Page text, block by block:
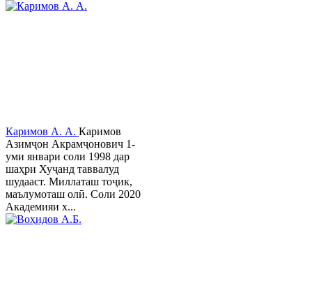
Каримов А. А. Каримов
Азимҷон Акрамҷонович 1-
уми январи соли 1998 дар
шаҳри Хуҷанд таввалуд
шудааст. Миллаташ тоҷик,
маълумоташ олӣ. Соли 2020
Академияи х...